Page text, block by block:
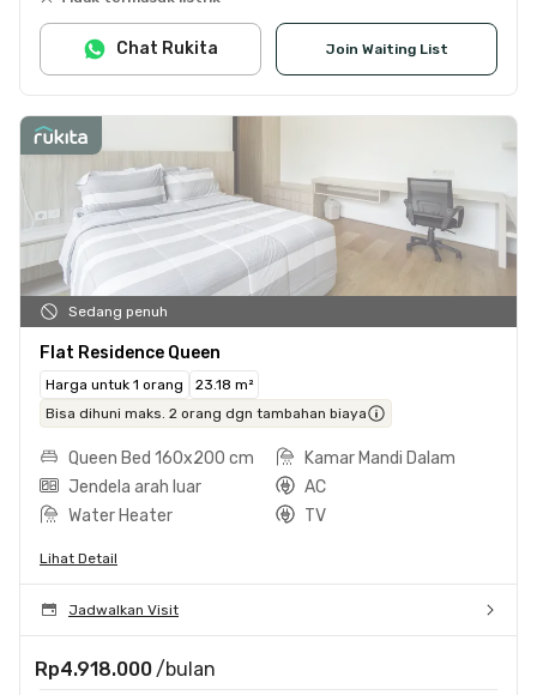
Join Waiting List
Chat Rukita
Sedang penuh
Flat Residence Queen
Harga untuk 1 orang
23.18 m²
Bisa dihuni maks. 2 orang dgn tambahan biaya
Queen Bed 160x200 cm
Kamar Mandi Dalam
Jendela arah luar
AC
Water Heater
TV
Lihat Detail
Jadwalkan Visit
Rp4.918.000 /bulan